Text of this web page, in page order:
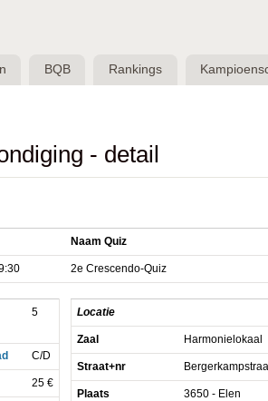
BQB Rankings
- detail
Naam Quiz
2e Crescendo-Quiz
5
C/D
25 €
Locatie
Zaal Harmonielokaal
Straat+nr
Plaats 3650 - Elen